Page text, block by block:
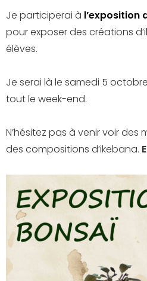
Je participerai à l’exposition
pour exposer des créations
élèves.
Je serai là le samedi 5
tout le week-end.
N’hésitez pas à venir voir
des compositions d’ikebana.